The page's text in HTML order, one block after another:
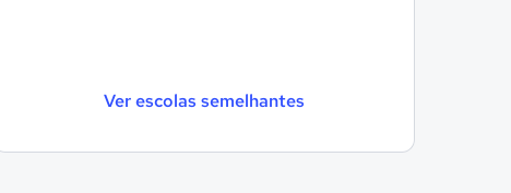
Ver escolas semelhantes